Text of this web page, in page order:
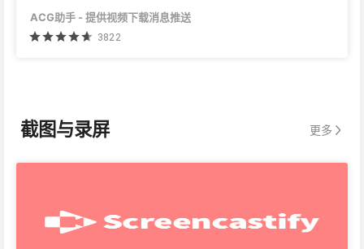
ACG助手 - 提供视频下载消息推送
3822
截图与录屏 更多